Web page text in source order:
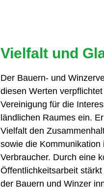
Vielfalt und
Der Bauern- und
diesen Werten
Vereinigung für die
ländlichen Raumes ein.
Vielfalt den
sowie die
Verbraucher. Durch eine
Öffentlichkeitsarbeit
der Bauern und Winzer